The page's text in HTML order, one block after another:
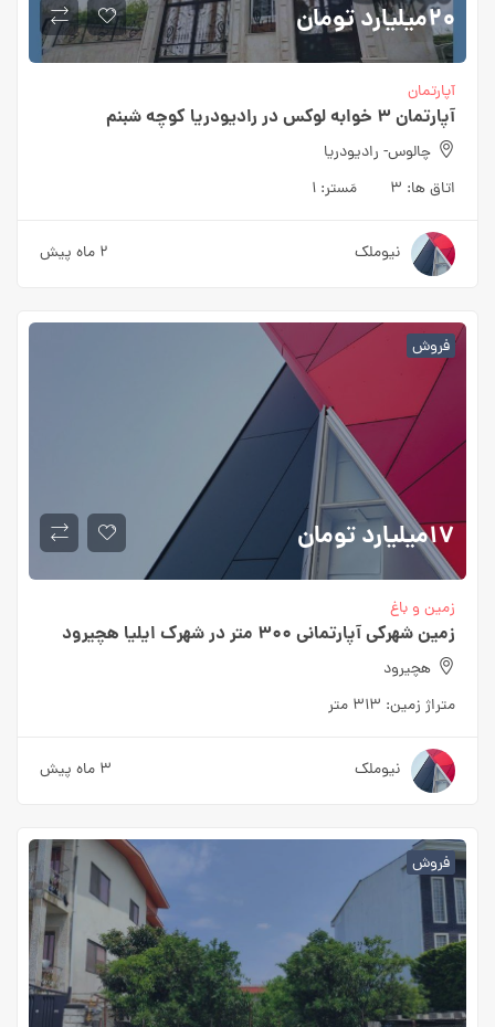
20میلیارد تومان
آپارتمان
آپارتمان 3 خوابه لوکس در رادیودریا کوچه شبنم
چالوس- رادیودریا
اتاق ها: 3 مَستر: 1
نیوملک 2 ماه پیش
فروش
17میلیارد تومان
زمین و باغ
زمین شهرکی آپارتمانی 300 متر در شهرک ایلیا هچیرود
هچیرود
متراژ زمین: 313 متر
نیوملک 3 ماه پیش
فروش